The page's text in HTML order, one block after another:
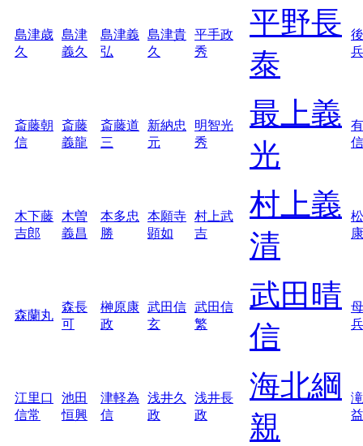
島津歳
久
島津
義久
島津義
弘
島津貴
久
平手政
秀
平野長
泰
斎藤朝
信
斎藤
義龍
斎藤道
三
新納忠
元
明智光
秀
最上義
光
信
木下藤
吉郎
木曽
義昌
本多忠
勝
本願寺
顕如
村上武
吉
村上義
清
康
森蘭丸
森長
可
榊原康
政
武田信
玄
武田信
繁
武田晴
信
江里口
信常
池田
恒興
津軽為
信
浅井久
政
浅井長
政
海北綱
親
益